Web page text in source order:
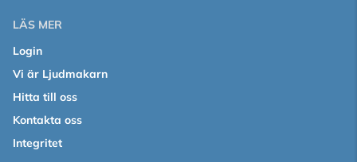
LÄS MER
Login
Vi är Ljudmakarn
Hitta till oss
Kontakta oss
Integritet